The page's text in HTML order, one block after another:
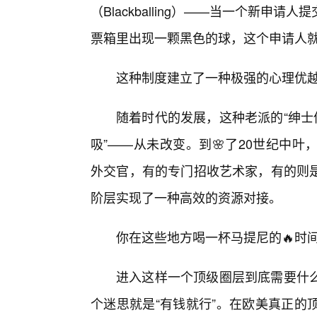
（Blackballing）——当一个新申请人
票箱里出现一颗黑色的球，这个申请人
这种制度建立了一种极强的心理优
随着时代的发展，这种老派的“绅
吸”——从未改变。到🌸了20世纪中叶
外交官，有的专门招收艺术家，有的
阶层实现了一种高效的资源对接。
你在这些地方喝一杯马提尼的🔥时
进入这样一个顶级圈层到底需要什
个迷思就是“有钱就行”。在欧美真正